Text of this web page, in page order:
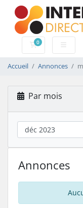
0
Panier
Accueil Annonces
Par mois
Annonces